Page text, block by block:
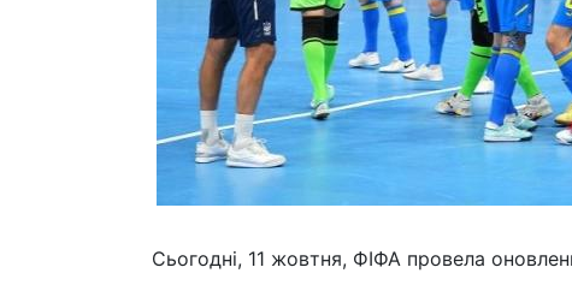
Сьогодні, 11 жовтня, ФІФА провела